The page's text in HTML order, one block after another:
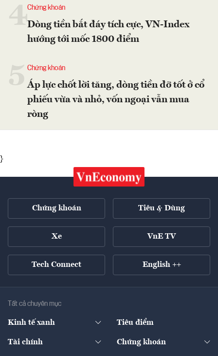
4Chứng khoán
Dòng tiền bắt đáy tích cực, VN-Index
hướng tới mốc 1800 điểm
Chứng khoán
Áp lực chốt lời tăng, dòng tiền đỡ tốt ở cổ
phiếu vừa và nhỏ, vốn ngoại vẫn mua
ròng
}
Chứng khoán Tiêu & Dùng
Xe VnE TV
Tech Connect English ++
Tất cả chuyên mục
Kinh tế xanh Tiêu điểm
Tài chính Chứng khoán